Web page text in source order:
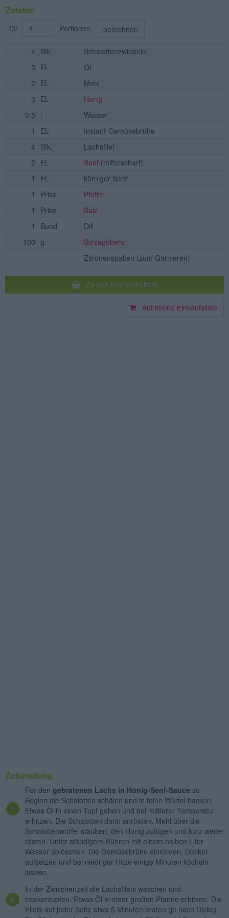
Zutaten
für Portionen berechnen
4 Stk.
Schalottenzwiebeln
5 EL
Öl
2 EL
Mehl
3 EL
Honig
0.5 l
Wasser
1
EL
Instant-Gemüsebrühe
4 Stk.
Lachsfilet
2 EL Senf (mittelscharf)
1
EL
körniger Senf
1
Prise
Pfeffer
1
Prise
Salz
1
Bund
Dill
100 g
Schlagobers
Zitronenspalten (zum Garnieren)
Zu den Küchenhelfern
Auf meine Einkaufsliste
Zubereitung
Für den gebratenen Lachs in Honig-Senf-Sauce zu
Beginn die Schalotten schälen und in feine Würfel hacken.
Etwas Öl in einen Topf geben und bei mittlerer Temperatur
erhitzen. Die Schalotten darin anrösten. Mehl über die
Schalottenwürfel stäuben, den Honig zufügen und kurz weiter
rösten. Unter ständigem Rühren mit einem halben Liter
Wasser ablöschen. Die Gemüsebrühe einrühren, Deckel
aufsetzen und bei niedriger Hitze einige Minuten köcheln
lassen.
In der Zwischenzeit die Lachsfilets waschen und
trockentupfen. Etwas Öl in einer großen Pfanne erhitzen. Die
Filets auf jeder Seite etwa 5 Minuten braten (je nach Dicke).